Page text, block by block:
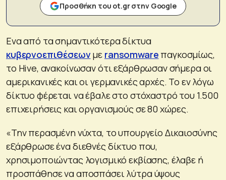
Προσθήκη του ot.gr στην Google
Ενα από τα σημαντικότερα δίκτυα
κυβερνοεπιθέσεωνμε ransomware παγκοσμίως,
το Hive, ανακοίνωσαν ότι εξάρθρωσαν σήμερα οι
αμερικανικές και οι γερμανικές αρχές. Το εν λόγω
δίκτυο φέρεται να έβαλε στο στόχαστρό του 1.500
επιχειρήσεις και οργανισμούς σε 80 χώρες.
«Την περασμένη νύχτα, το υπουργείο Δικαιοσύνης
εξάρθρωσε ένα διεθνές δίκτυο που,
χρησιμοποιώντας λογισμικό εκβίασης, έλαβε ή
προσπάθησε να αποσπάσει λύτρα ύψους